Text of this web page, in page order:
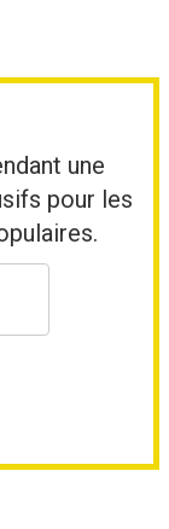
une
pour les